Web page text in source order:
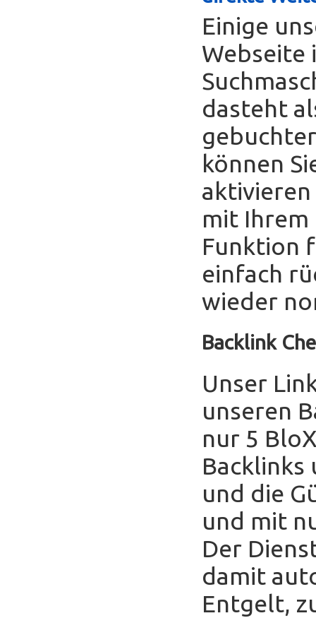
Einige
Webseite
dasteht
können
aktivieren
mit Ihrem
Funktion
einfach
wieder
Backlink
Unser
unseren
nur 5
und die
und mit
Der
damit
Entgelt,